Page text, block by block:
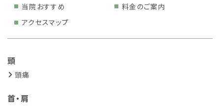
当院おすすめ
料金のご案内
アクセスマップ
頭
頭痛
首・肩